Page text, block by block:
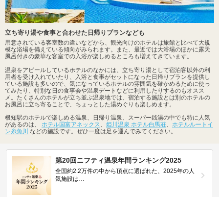
立ち寄り湯や食事と合わせた日帰りプランなども
用意されている客室数の違いなどから、観光向けのホテルは旅館と比べて大規
模な浴場を備えている傾向がみられます。また、最近では大浴場のほかに露天
風呂付きの豪華な客室での入浴が楽しめるところも増えてきています。
温泉をアピールしているホテルのなかには、立ち寄り湯として宿泊客以外の利
用者を受け入れていたり、入浴と食事がセットになった日帰りプランを提供し
ている施設も多いので、気になっているホテルの雰囲気を確かめるために使っ
てみたり、特別な日の食事会や温泉デートなどに利用したりするのもオスス
メ。たくさんのホテルが立ち並ぶ温泉地では、宿泊する施設とは別のホテルの
お風呂に立ち寄ることで、ちょっとした湯めぐりも楽しめます。
根知駅のホテルで楽しめる温泉、日帰り温泉、スーパー銭湯の中でも特に人気
があるのは、 ホテル国富アネックス、 姫川温泉 ホテル白馬荘、 ホテルルートイ
ン糸魚川
などの施設です。ぜひ一度は足を運んでみてください。
第20回ニフティ温泉年間ランキング2025
全国約2.2万件の中から頂点に選ばれた、2025年の人
気施設は…